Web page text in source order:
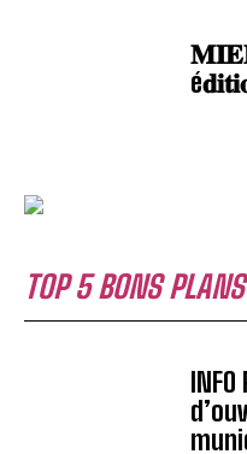
TOP 5 BONS PLANS